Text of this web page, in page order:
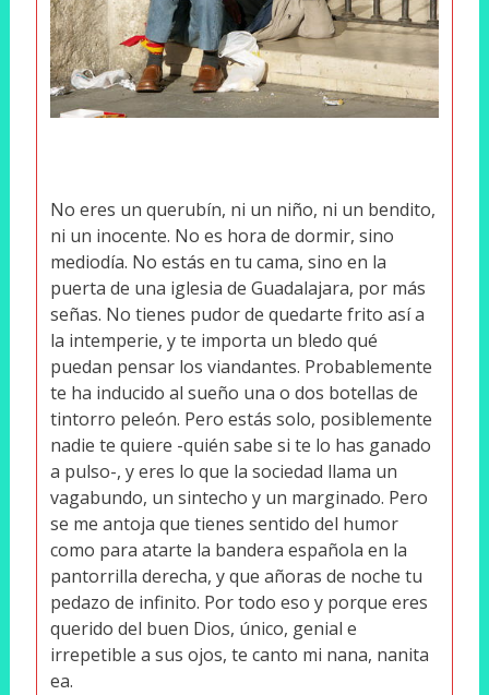
No eres un querubín, ni un niño, ni un bendito,
ni un inocente. No es hora de dormir, sino
mediodía. No estás en tu cama, sino en la
puerta de una iglesia de Guadalajara, por más
señas. No tienes pudor de quedarte frito así a
la intemperie, y te importa un bledo qué
puedan pensar los viandantes. Probablemente
te ha inducido al sueño una o dos botellas de
tintorro peleón. Pero estás solo, posiblemente
nadie te quiere -quién sabe si te lo has ganado
a pulso-, y eres lo que la sociedad llama un
vagabundo, un sintecho y un marginado. Pero
se me antoja que tienes sentido del humor
como para atarte la bandera española en la
pantorrilla derecha, y que añoras de noche tu
pedazo de infinito. Por todo eso y porque eres
querido del buen Dios, único, genial e
irrepetible a sus ojos, te canto mi nana, nanita
ea.